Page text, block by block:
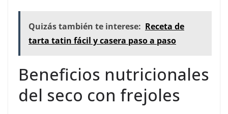
Quizás también te interese: Receta de
tarta tatin fácil y casera paso a paso
Beneficios nutricionales
del seco con frejoles